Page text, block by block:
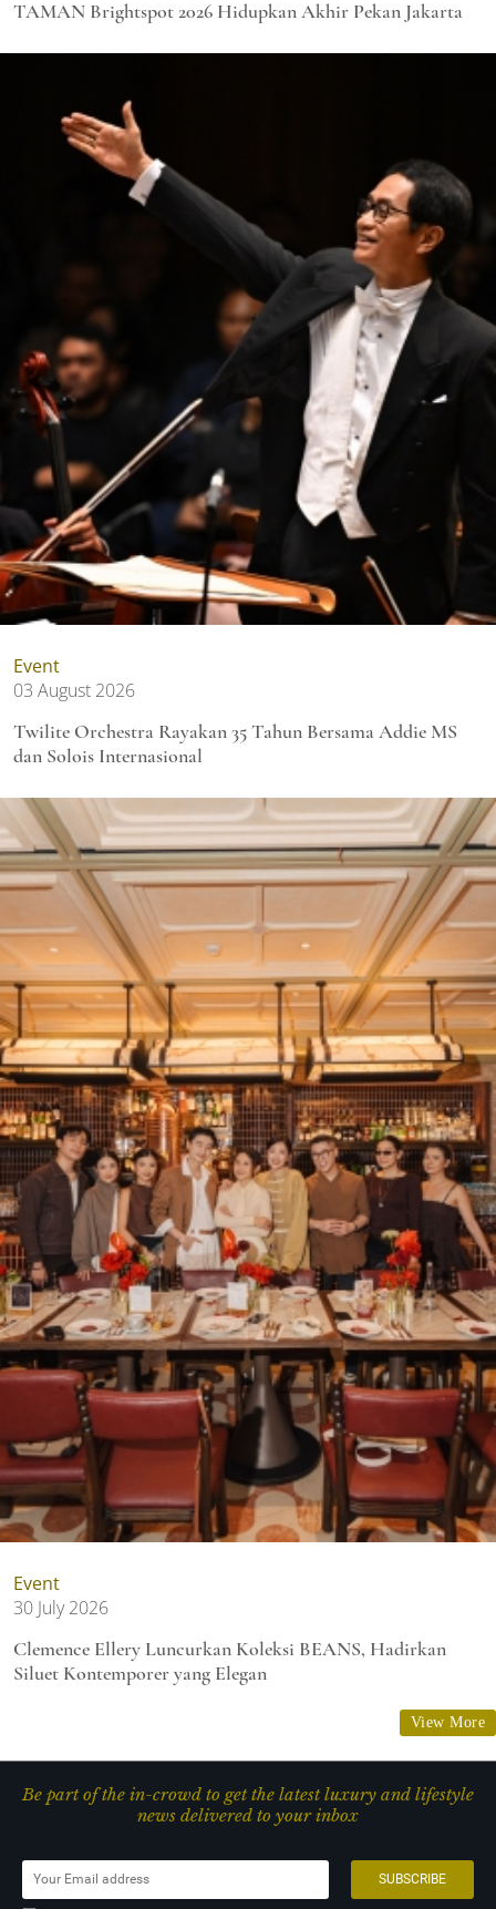
TAMAN Brightspot 2026 Hidupkan Akhir Pekan Jakarta
Event
03 August 2026
Twilite Orchestra Rayakan 35 Tahun Bersama Addie MS
dan Solois Internasional
Event
30 July 2026
Clemence Ellery Luncurkan Koleksi BEANS, Hadirkan
Siluet Kontemporer yang Elegan
View More
Be part of the in-crowd to get the latest luxury and lifestyle
news delivered to your inbox